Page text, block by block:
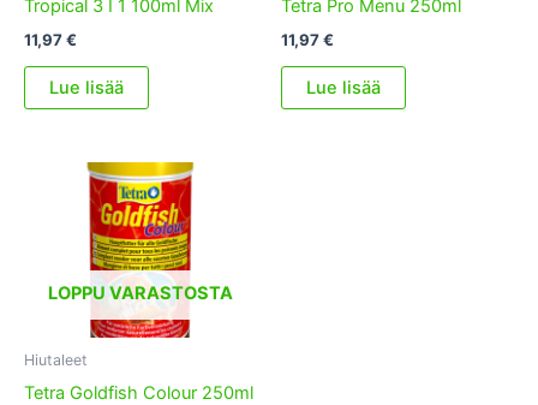
Tropical 3 I 1 100ml Mix
11,97€
Lue lisää
Tetra Pro Menu 250ml
11,97€
Lue lisää
LOPPU VARASTOSTA
Hiutaleet
Tetra Goldfish Colour 250ml